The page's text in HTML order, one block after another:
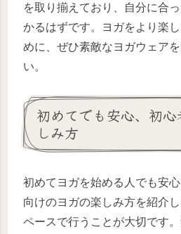
を取り揃えており、自分に合
かるはずです。ヨガをより楽
めに、ぜひ素敵なヨガウェア
い。
初めてでも安心、初
しみ方
初めてヨガを始める人でも安
向けのヨガの楽しみ方を紹介
ペースで行うことが大切です